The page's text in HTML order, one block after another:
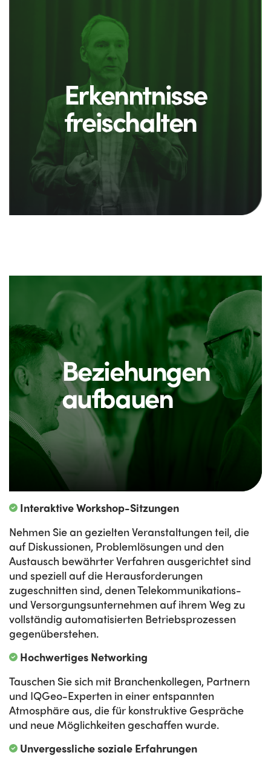
Erkenntnisse
freischalten
Interaktive Workshop-Sitzungen
Nehmen Sie an gezielten Veranstaltungen teil, die
auf Diskussionen, Problemlösungen und den
Austausch bewährter Verfahren ausgerichtet sind
und speziell auf die Herausforderungen
zugeschnitten sind, denen Telekommunikations-
und Versorgungsunternehmen auf ihrem Weg zu
vollständig automatisierten Betriebsprozessen
gegenüberstehen.
Hochwertiges Networking
Tauschen Sie sich mit Branchenkollegen, Partnern
und IQGeo-Experten in einer entspannten
Atmosphäre aus, die für konstruktive Gespräche
und neue Möglichkeiten geschaffen wurde.
Unvergessliche soziale Erfahrungen
Beziehungen
aufbauen